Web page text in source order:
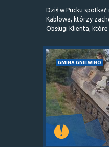
Dziś w Pucku
Kablowa, którzy
Obsługi Klienta,
GMINA GNIEWINO